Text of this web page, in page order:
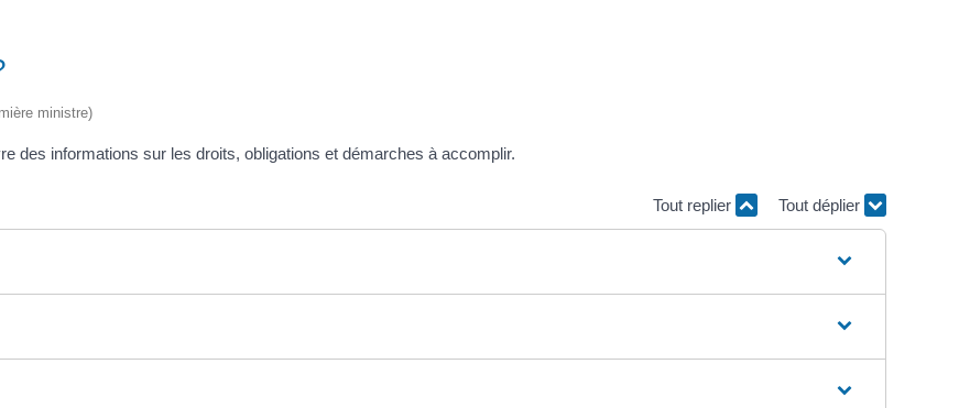
ministre)
des informations sur les droits, obligations et démarches à accomplir.
Tout replier Tout déplier